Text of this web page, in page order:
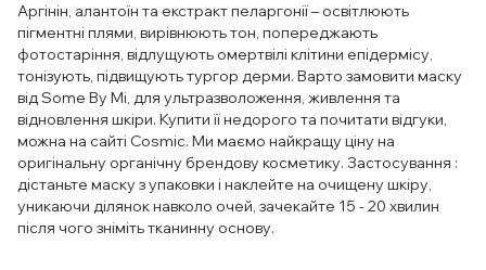
Аргінін, алантоїн та екстракт пеларгонії – освітлюють
пігментні плями, вирівнюють тон, попереджають
фотостаріння, відлущують омертвілі клітини епідермісу,
тонізують, підвищують тургор дерми. Варто замовити маску
від Some By Mi, для ультразволоження, живлення та
відновлення шкіри. Купити її недорого та почитати відгуки,
можна на сайті Cosmic. Ми маємо найкращу ціну на
оригінальну органічну брендову косметику. Застосування :
дістаньте маску з упаковки і наклейте на очищену шкіру,
уникаючи ділянок навколо очей, зачекайте 15 - 20 хвилин
після чого зніміть тканинну основу.